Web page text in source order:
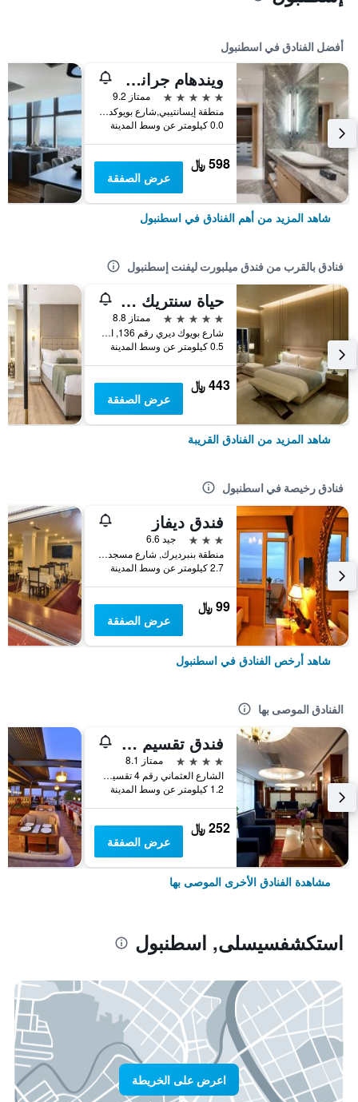
أفضل الفنادق في اسطنبول
ويندهام جراند إسطنبول ليفينت
5 نجوم
ممتاز 9.2
منطقة إيسانتيبي,شارع بويوكديري 177-183 شيشلي, اسطنبول, تركيا
0.0 كيلومتر عن وسط المدينة
598 ﷼
عرض الصفقة
شاهد المزيد من أهم الفنادق في اسطنبول
فنادق بالقرب من فندق ميلبورت ليفنت إسطنبول
حياة سنتريك ليفنت إسطنبول
5 نجوم
ممتاز 8.8
شارع بويوك ديري رقم 136, اسطنبول, تركيا
0.5 كيلومتر عن وسط المدينة
443 ﷼
عرض الصفقة
شاهد المزيد من الفنادق القريبة
فنادق رخيصة في اسطنبول
فندق ديفاز
3 نجوم
جيد 6.6
منطقة بنبرديرك, شارع مسجد كاتب سنان رقم 31, اسطنبول, تركيا
2.7 كيلومتر عن وسط المدينة
99 ﷼
عرض الصفقة
شاهد أرخص الفنادق في اسطنبول
الفنادق الموصى بها
فندق تقسيم متروبارك
4 نجوم
ممتاز 8.1
الشارع العثماني رقم 4 تقسيم, اسطنبول, تركيا
1.2 كيلومتر عن وسط المدينة
252 ﷼
عرض الصفقة
مشاهدة الفنادق الأخرى الموصى بها
استكشفسيسلى, اسطنبول
اعرض على الخريطة